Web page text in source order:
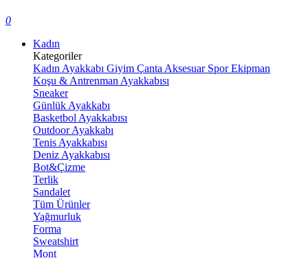
0
Kadın
Kategoriler
Kadın Ayakkabı Giyim Çanta Aksesuar Spor Ekipman
Koşu & Antrenman Ayakkabısı
Sneaker
Günlük Ayakkabı
Basketbol Ayakkabısı
Outdoor Ayakkabı
Tenis Ayakkabısı
Deniz Ayakkabısı
Bot&Çizme
Terlik
Sandalet
Tüm Ürünler
Yağmurluk
Forma
Sweatshirt
Mont